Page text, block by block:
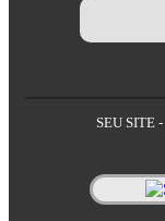
SEU SITE